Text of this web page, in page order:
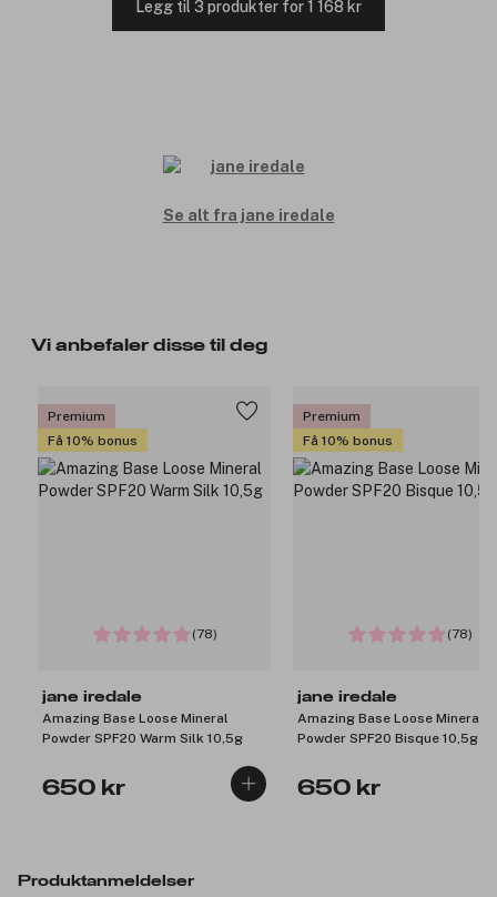
Legg til 3 produkter for 1 168 kr
Se alt fra jane iredale
Vi anbefaler disse til deg
Premium
Få 10% bonus
(78)
jane iredale
Amazing Base Loose Mineral
Powder SPF20 Warm Silk 10,5g
650 kr
Premium
Få 10% bonus
(78)
jane iredale
Amazing Base Loose Mineral
Powder SPF20 Bisque 10,5g
650 kr
Produktanmeldelser